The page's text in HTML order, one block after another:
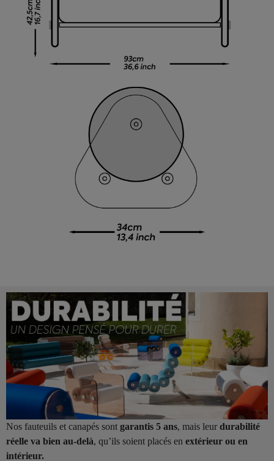
Nos fauteuils et canapés sont garantis 5 ans, mais leur durabilité
réelle va bien au-delà, qu’ils soient placés en extérieur ou en
intérieur.